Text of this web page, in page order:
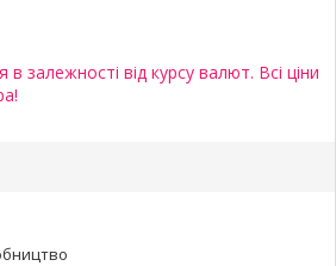
залежності від курсу валют. Всі ціни